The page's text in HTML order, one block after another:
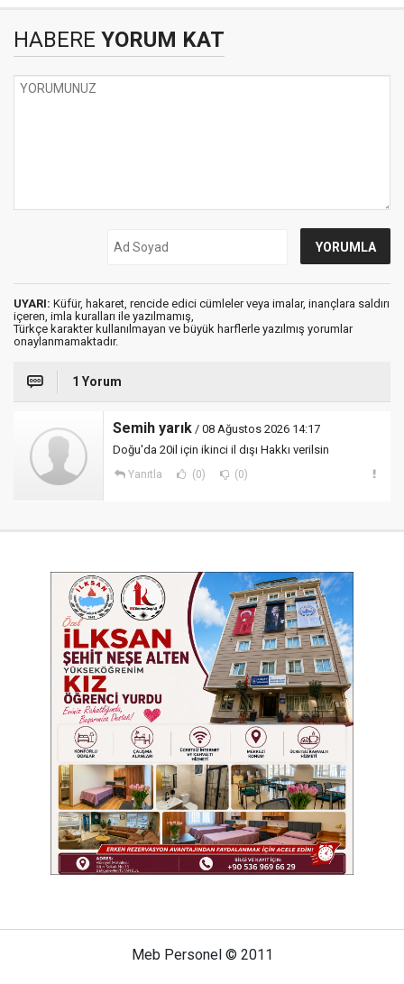
HABERE YORUM KAT
UYARI: Küfür, hakaret, rencide edici cümleler veya imalar, inançlara saldırı
içeren, imla kuralları ile yazılmamış,
Türkçe karakter kullanılmayan ve büyük harflerle yazılmış yorumlar
onaylanmamaktadır.
1 Yorum
Semih yarık / 08 Ağustos 2026 14:17
Doğu'da 20il için ikinci il dışı Hakkı verilsin
Yanıtla (0) (0)
Meb Personel © 2011